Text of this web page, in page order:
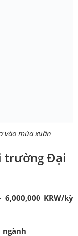
vào mùa xuân
trường Đại
6,000,000 KRW/kỳ
ngành